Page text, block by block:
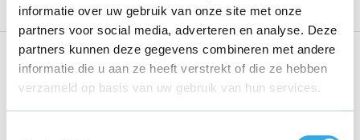
informatie over uw gebruik van onze site met onze
partners voor social media, adverteren en analyse. Deze
partners kunnen deze gegevens combineren met andere
informatie die u aan ze heeft verstrekt of die ze hebben
verzameld op basis van uw gebruik van hun services.
Reviews
Share this product!